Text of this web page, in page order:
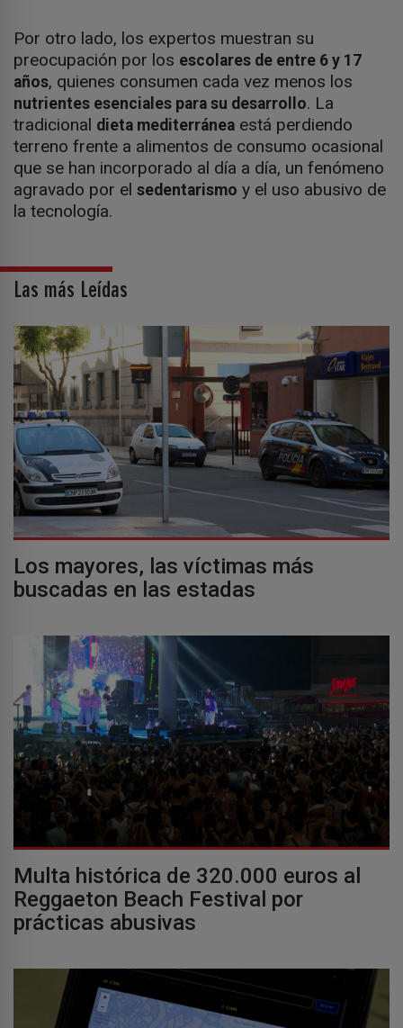
Por otro lado, los expertos muestran su
preocupación por los escolares de entre 6 y 17
años, quienes consumen cada vez menos los
nutrientes esenciales para su desarrollo. La
tradicional dieta mediterránea está perdiendo
terreno frente a alimentos de consumo ocasional
que se han incorporado al día a día, un fenómeno
agravado por el sedentarismo y el uso abusivo de
la tecnología.
Las más Leídas
Los mayores, las víctimas más
buscadas en las estadas
Multa histórica de 320.000 euros al
Reggaeton Beach Festival por
prácticas abusivas